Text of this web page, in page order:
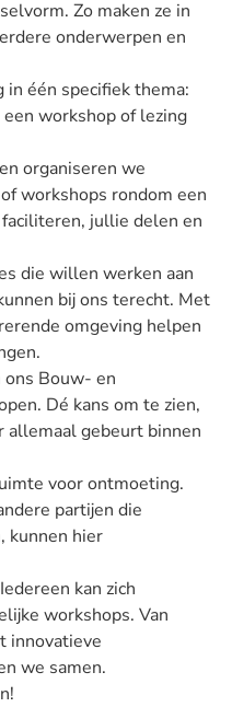
Zo maken ze in
onderwerpen en
in één specifiek thema:
workshop of lezing
organiseren we
workshops rondom een
jullie delen en
die willen werken aan
bij ons terecht. Met
omgeving helpen
Bouw- en
Dé kans om te zien,
allemaal gebeurt binnen
voor ontmoeting.
partijen die
kunnen hier
Iedereen kan zich
workshops. Van
innovatieve
we samen.